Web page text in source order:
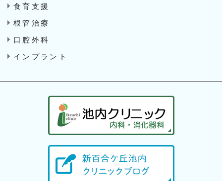
食育支援
根管治療
口腔外科
インプラント